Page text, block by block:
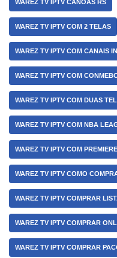
WAREZ TV IPTV CANOAS RS
WAREZ TV IPTV COM 2 TELAS
WAREZ TV IPTV COM CANAIS
WAREZ TV IPTV COM
WAREZ TV IPTV COM DUAS
WAREZ TV IPTV COM NBA
WAREZ TV IPTV COM PREMIERE
WAREZ TV IPTV COMO
WAREZ TV IPTV COMPRAR
WAREZ TV IPTV COMPRAR
WAREZ TV IPTV COMPRAR